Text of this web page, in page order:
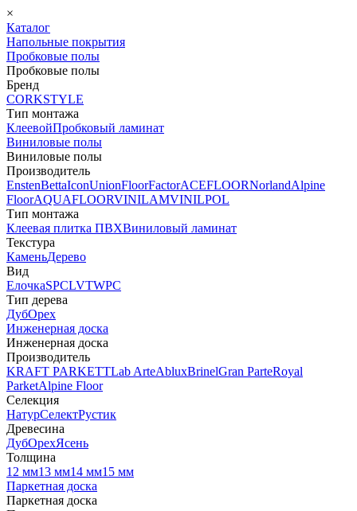
×
Каталог
Напольные покрытия
Пробковые полы
Пробковые полы
Бренд
CORKSTYLE
Тип монтажа
КлеевойПробковый ламинат
Виниловые полы
Виниловые полы
Производитель
EnstenBettaIconUnionFloorFactorACEFLOORNorlandAlpine
FloorAQUAFLOORVINILAMVINILPOL
Тип монтажа
Клеевая плитка ПВХВиниловый ламинат
Текстура
КаменьДерево
Вид
ЕлочкаSPCLVTWPC
Тип дерева
ДубОрех
Инженерная доска
Инженерная доска
Производитель
KRAFT PARKETTLab ArteAbluxBrinelGran ParteRoyal
ParketAlpine Floor
Селекция
НатурСелектРустик
Древесина
ДубОрехЯсень
Толщина
12 мм13 мм14 мм15 мм
Паркетная доска
Паркетная доска